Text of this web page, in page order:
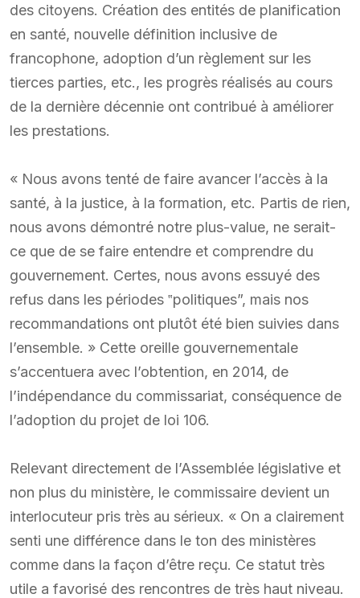
des citoyens. Création des entités de planification
en santé, nouvelle définition inclusive de
francophone, adoption d’un règlement sur les
tierces parties, etc., les progrès réalisés au cours
de la dernière décennie ont contribué à améliorer
les prestations.
« Nous avons tenté de faire avancer l’accès à la
santé, à la justice, à la formation, etc. Partis de rien,
nous avons démontré notre plus-value, ne serait-
ce que de se faire entendre et comprendre du
gouvernement. Certes, nous avons essuyé des
refus dans les périodes ‟politiques”, mais nos
recommandations ont plutôt été bien suivies dans
l’ensemble. » Cette oreille gouvernementale
s’accentuera avec l’obtention, en 2014, de
l’indépendance du commissariat, conséquence de
l’adoption du projet de loi 106.
Relevant directement de l’Assemblée législative et
non plus du ministère, le commissaire devient un
interlocuteur pris très au sérieux. « On a clairement
senti une différence dans le ton des ministères
comme dans la façon d’être reçu. Ce statut très
utile a favorisé des rencontres de très haut niveau.